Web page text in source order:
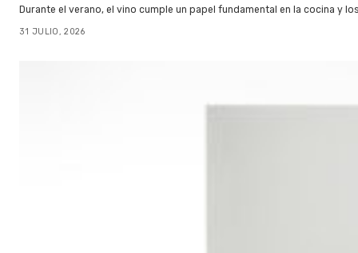
Durante el verano, el vino cumple un papel fundamental en la cocina y
31 JULIO, 2026